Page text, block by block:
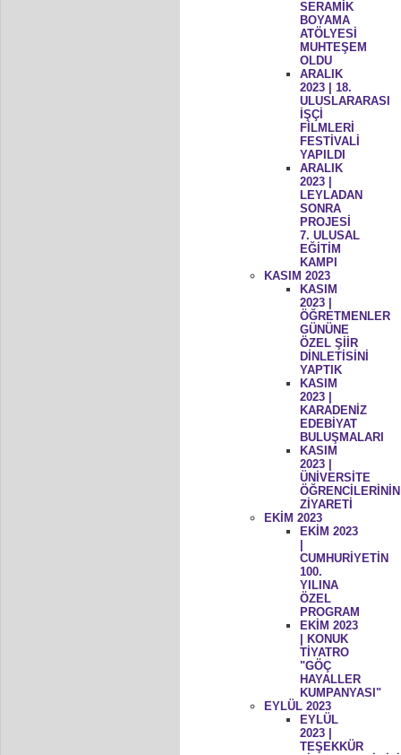
SERAMİK
BOYAMA
ATÖLYESİ
MUHTEŞEM
OLDU
ARALIK
2023 | 18.
ULUSLARARASI
İŞÇİ
FİLMLERİ
FESTİVALİ
YAPILDI
ARALIK
2023 |
LEYLADAN
SONRA
PROJESİ
7. ULUSAL
EĞİTİM
KAMPI
KASIM 2023
KASIM
2023 |
ÖĞRETMENLER
GÜNÜNE
ÖZEL ŞİİR
DİNLETİSİNİ
YAPTIK
KASIM
2023 |
KARADENİZ
EDEBİYAT
BULUŞMALARI
KASIM
2023 |
ÜNİVERSİTE
ÖĞRENCİLERİNİN
ZİYARETİ
EKİM 2023
EKİM 2023
CUMHURİYETİN
100.
YILINA
ÖZEL
PROGRAM
EKİM 2023
| KONUK
TİYATRO
"GÖÇ
HAYALLER
KUMPANYASI"
EYLÜL 2023
EYLÜL
2023 |
TEŞEKKÜR